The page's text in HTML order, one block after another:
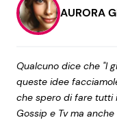
AURORA
Qualcuno dice che "I
queste idee
che spero di fare tutti
Gossip e Tv ma